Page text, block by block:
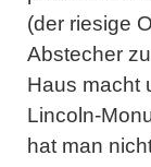
(der riesige
Abstecher
Haus macht
Lincoln-
hat man